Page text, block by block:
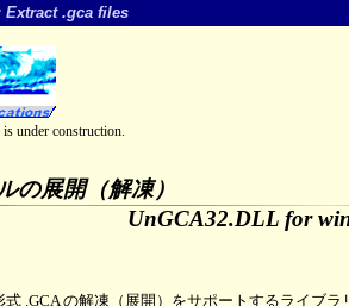
Extract .gca files
under construction.
の展開（解凍）
UnGCA32.DLL for
式 .GCA の解凍（展開）をサポートするライブラ